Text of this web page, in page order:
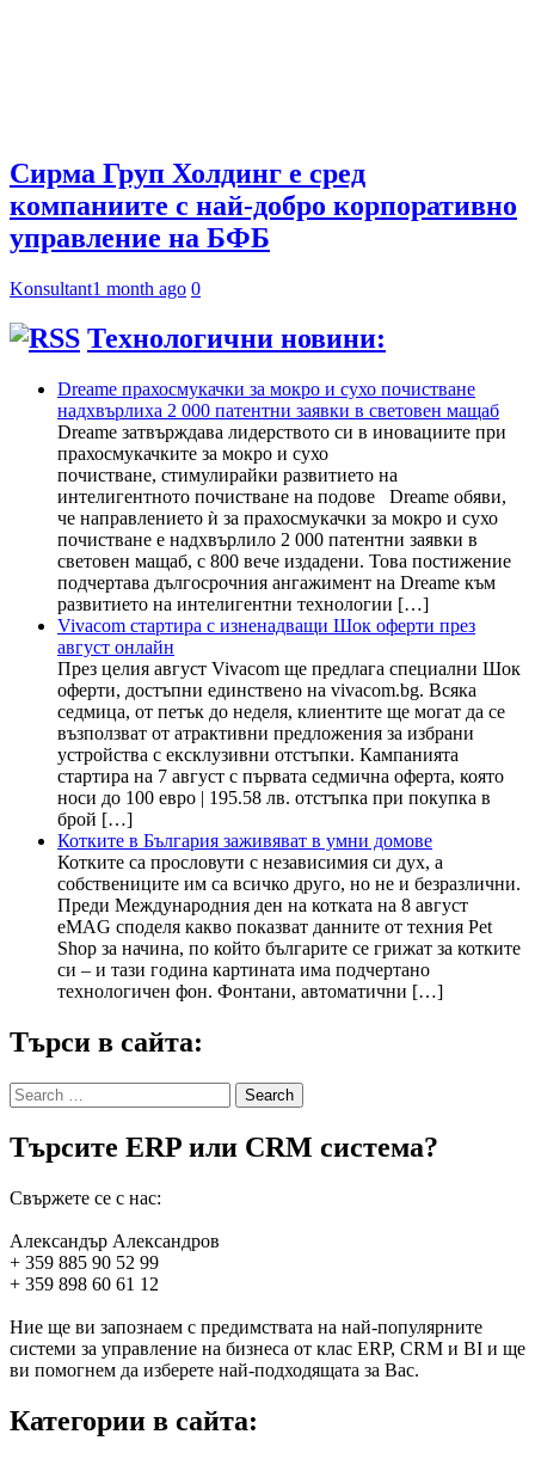
Сирма Груп Холдинг е сред
компаниите с най-добро корпоративно
управление на БФБ
Konsultant1 month ago 0
Технологични новини:
Dreame прахосмукачки за мокро и сухо почистване
надхвърлиха 2 000 патентни заявки в световен мащаб
Dreame затвърждава лидерството си в иновациите при
прахосмукачките за мокро и сухо
почистване, стимулирайки развитието на
интелигентното почистване на подове Dreame обяви,
че направлението ѝ за прахосмукачки за мокро и сухо
почистване е надхвърлило 2 000 патентни заявки в
световен мащаб, с 800 вече издадени. Това постижение
подчертава дългосрочния ангажимент на Dreame към
развитието на интелигентни технологии […]
Vivacom стартира с изненадващи Шок оферти през
август онлайн
През целия август Vivacom ще предлага специални Шок
оферти, достъпни единствено на vivacom.bg. Всяка
седмица, от петък до неделя, клиентите ще могат да се
възползват от атрактивни предложения за избрани
устройства с ексклузивни отстъпки. Кампанията
стартира на 7 август с първата седмична оферта, която
носи до 100 евро | 195.58 лв. отстъпка при покупка в
брой […]
Котките в България заживяват в умни домове
Котките са прословути с независимия си дух, а
собствениците им са всичко друго, но не и безразлични.
Преди Международния ден на котката на 8 август
eMAG споделя какво показват данните от техния Pet
Shop за начина, по който българите се грижат за котките
си – и тази година картината има подчертано
технологичен фон. Фонтани, автоматични […]
Търси в сайта:
Search
for:
Търсите ERP или CRM система?
Свържете се с нас:
Александър Александров
+ 359 885 90 52 99
+ 359 898 60 61 12
Ние ще ви запознаем с предимствата на най-популярните
системи за управление на бизнеса от клас ERP, CRM и BI и ще
ви помогнем да изберете най-подходящата за Вас.
Категории в сайта: